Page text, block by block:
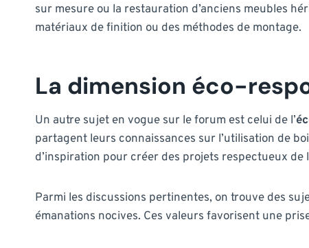
sur mesure ou la restauration d’anciens meubles
matériaux de finition ou des méthodes de montage.
La dimension éco-
Un autre sujet en vogue sur le forum est celui de l’
partagent leurs connaissances sur l’utilisation de
d’inspiration pour créer des projets respectueux de
Parmi les discussions pertinentes, on trouve des
émanations nocives. Ces valeurs favorisent une